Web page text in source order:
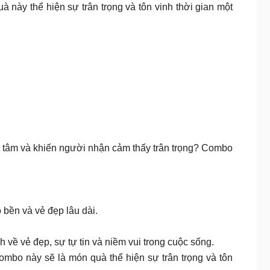
này thể hiện sự trân trọng và tôn vinh thời gian một
và khiến người nhận cảm thấy trân trọng? Combo
và vẻ đẹp lâu dài.
vẻ đẹp, sự tự tin và niềm vui trong cuộc sống.
này sẽ là món quà thể hiện sự trân trọng và tôn